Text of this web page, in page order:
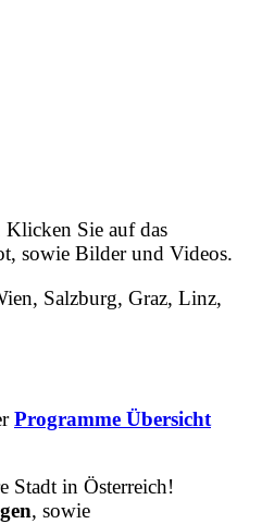
Klicken Sie auf das
sowie Bilder und Videos.
Salzburg, Graz, Linz,
Programme Übersicht
Stadt in Österreich!
, sowie